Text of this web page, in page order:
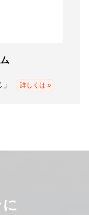
詳しくは »